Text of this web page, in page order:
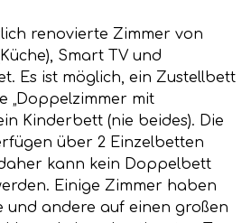
renovierte Zimmer von
Smart TV und
Es ist möglich, ein Zustellbett
„Doppelzimmer mit
Kinderbett (nie beides). Die
über 2 Einzelbetten
daher kann kein Doppelbett
Einige Zimmer haben
und andere auf einen großen